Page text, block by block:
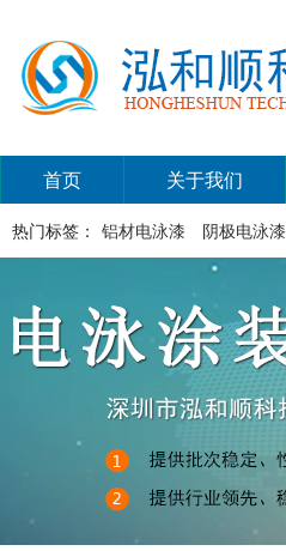
首页 关于我们
热门标签： 铝材电泳漆 阴极电泳漆